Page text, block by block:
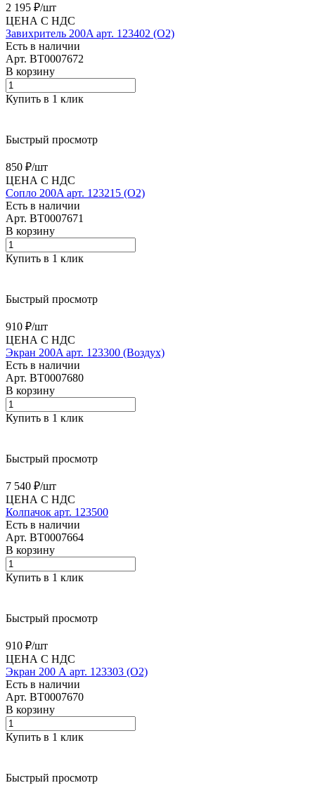
2 195 ₽/шт
ЦЕНА С НДС
Завихритель 200A арт. 123402 (O2)
Есть в наличии
Арт. BT0007672
В корзину
Купить в 1 клик
Быстрый просмотр
850 ₽/шт
ЦЕНА С НДС
Сопло 200A арт. 123215 (O2)
Есть в наличии
Арт. BT0007671
В корзину
Купить в 1 клик
Быстрый просмотр
910 ₽/шт
ЦЕНА С НДС
Экран 200A арт. 123300 (Воздух)
Есть в наличии
Арт. BT0007680
В корзину
Купить в 1 клик
Быстрый просмотр
7 540 ₽/шт
ЦЕНА С НДС
Колпачок арт. 123500
Есть в наличии
Арт. BT0007664
В корзину
Купить в 1 клик
Быстрый просмотр
910 ₽/шт
ЦЕНА С НДС
Экран 200 А арт. 123303 (O2)
Есть в наличии
Арт. BT0007670
В корзину
Купить в 1 клик
Быстрый просмотр